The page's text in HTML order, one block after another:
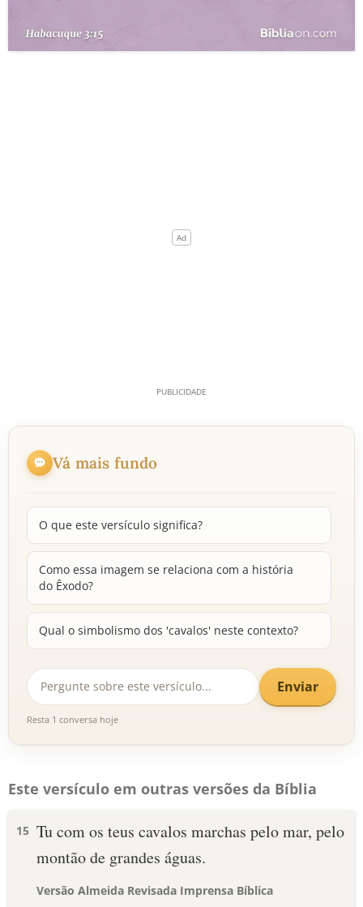
PERGUNTE À BÍBLIA
Vá mais fundo
O que este versículo significa?
Como essa imagem se relaciona com a história
do Êxodo?
Qual o simbolismo dos 'cavalos' neste contexto?
Enviar
Resta 1 conversa hoje
Este versículo em outras versões da Bíblia
15 Tu com os teus cavalos marchas pelo mar, pelo
montão de grandes águas.
Versão Almeida Revisada Imprensa Bíblica